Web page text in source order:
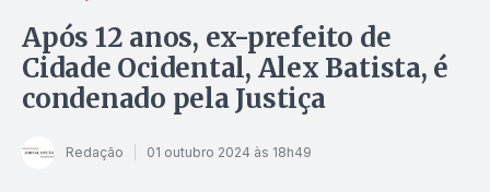
Após 12 anos, ex-prefeito de
Cidade Ocidental, Alex Batista, é
condenado pela Justiça
Redação 01 outubro 2024 às 18h49